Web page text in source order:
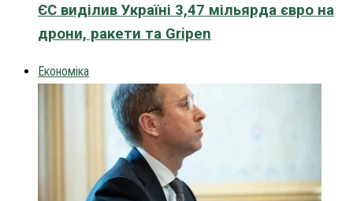
ЄС виділив Україні 3,47 мільярда євро на
дрони, ракети та Gripen
Економіка